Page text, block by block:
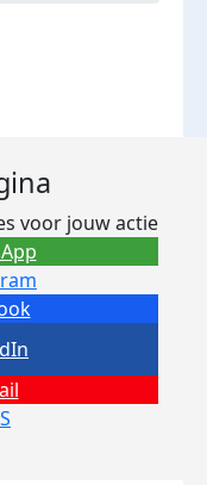
voor jouw actie